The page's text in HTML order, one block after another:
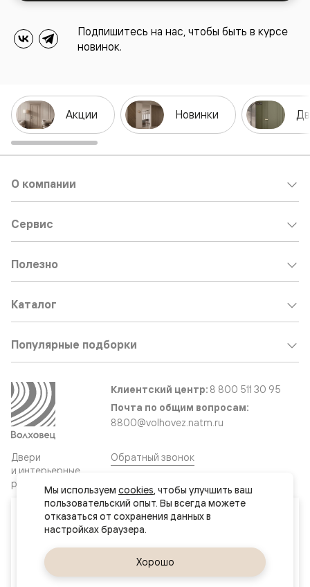
Ваш город
Нур-Султан (Астана)
Подпишитесь на нас, чтобы быть в курсе
новинок.
Акции Новинки
Двери
и интерьерные
решения
О компании
Сервис
Полезно
Каталог
Популярные подборки
Клиентский центр: 8 800 511 30 95
Почта по общим вопросам:
8800@volhovez.natm.ru
Обратный звонок
Сайт не является публичной офертой
Правовая информация
Дизайн сайта совместно с агентством
Супрематика
Мы используем cookies, чтобы улучшить ваш
пользовательский опыт. Вы всегда можете
отказаться от сохранения данных в
Хорошо